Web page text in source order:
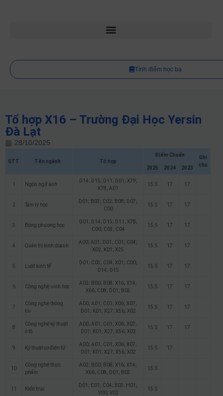
Tính điểm học bạ
Tổ hợp X16 – Trường Đại Học Yersin
Đà Lạt
28/10/2025
STT Tên ngành Tổ hợp
Điểm Chuẩn
Ghi
chú
2025 2024 2023
1 Ngôn ngữ anh
D14; D15; D11; D01; X79;
X78; A01
15.5 17 17
2 Tâm lý học
D01; B03; C02; B08; D07;
C00
15.5 17 17
3 Đông phương học
D01; D14; D15; D11; X78;
C00; C03; C04
15.5 17 17
4 Quản trị kinh doanh
A00; A01; D01; C01; C04;
X02; K01; X25
15.5 17 17
5 Luật kinh tế
D01; C03; C04; X01; C00;
D14; D15
15.5 17 17
6 Công nghệ sinh học
A02; B00; B08; X16; X14;
X66; C08; D01; B03
15.5 17 17
7
Công nghệ thông
tin
A00; A01; C01; X06; X07;
D01; K01; X27; X56; X02
15.5 17 17
8
Công nghệ kỹ thuật
ô tô
A00; A01; C01; X06; X07;
D01; K01; X27; X56; X02
15.5 17 17
9 Kỹ thuật cơ điện tử
A00; A01; C01; X06; X07;
D01; K01; X27; X56; X02
15.5 17
10
Công nghệ thực
phẩm
A02; B00; B08; X16; X14;
X66; C08; D01; B03
15.5
11 Kiến trúc
D01; C01; C04; X03; H01;
V00; V02
15.5